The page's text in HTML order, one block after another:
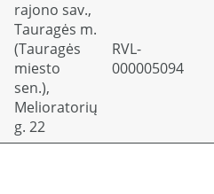
rajono sav.,
Tauragės m.
(Tauragės
miesto
sen.),
Melioratorių
g. 22
RVL-
000005094